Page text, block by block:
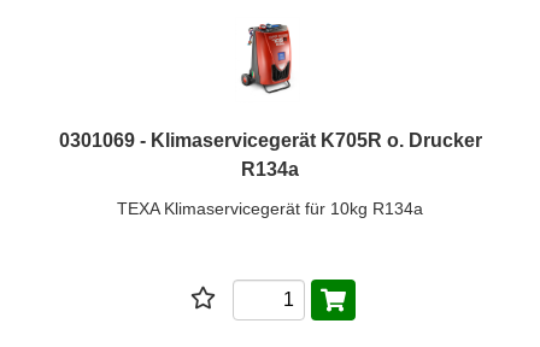
0301069 - Klimaservicegerät K705R o. Drucker
R134a
TEXA Klimaservicegerät für 10kg R134a